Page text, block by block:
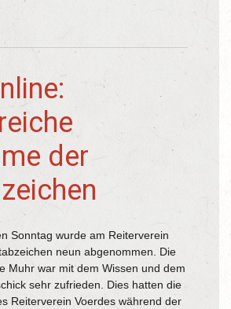
der
Sonntag wurde am Reiterverein
neun abgenommen. Die
Muhr war mit dem Wissen und dem
sehr zufrieden. Dies hatten die
Reiterverein Voerdes während der